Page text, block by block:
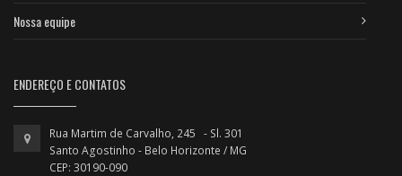
Nossa equipe
ENDEREÇO E CONTATOS
Rua Martim de Carvalho, 245 - Sl. 301
Santo Agostinho - Belo Horizonte / MG
CEP: 30190-090